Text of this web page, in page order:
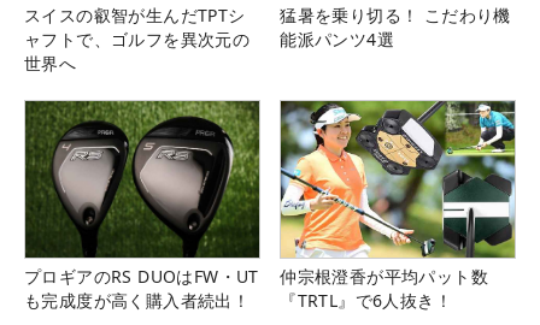
スイスの叡智が生んだTPTシ
ャフトで、ゴルフを異次元の
世界へ
猛暑を乗り切る！ こだわり機
能派パンツ4選
プロギアのRS DUOはFW・UT
も完成度が高く購入者続出！
仲宗根澄香が平均パット数
『TRTL』で6人抜き！